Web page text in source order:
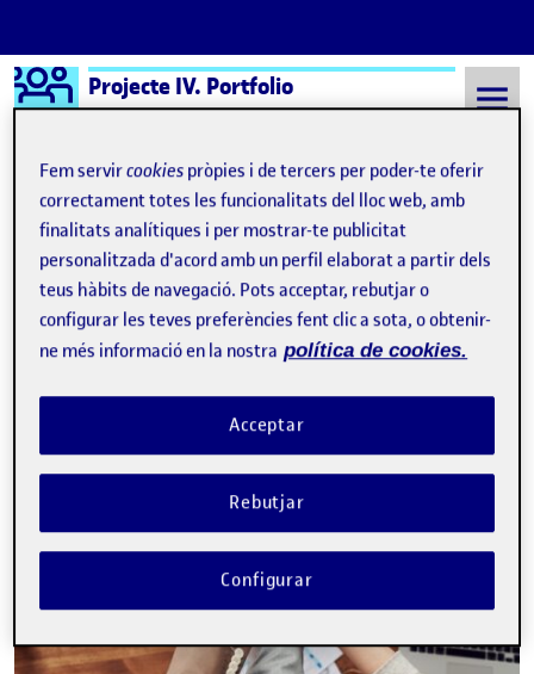
Saltar al contingut
Logo Ágora
Projecte IV. Portfolio
Semestre 20152 - Aula 1 8 Setembre, 2021
8 Setembre, 2021
Benvinguts i benvingudes!
Publicat per
Quelic Berga Carreras
Data de publicació8 setembre, 2021 11:10 pm
Fem servircookies pròpies i de tercers per poder-te oferir
correctament totes les funcionalitats del lloc web, amb
finalitats analítiques i per mostrar-te publicitat
personalitzada d'acord amb un perfil elaborat a partir dels
teus hàbits de navegació. Pots acceptar, rebutjar o
configurar les teves preferències fent clic a sota, o obtenir-
ne més informació en la nostra política de cookies.
Rebutjar
Acceptar
Configurar